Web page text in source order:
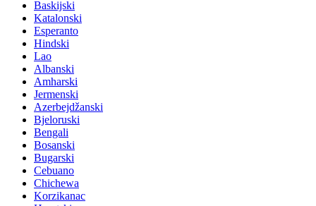
Baskijski
Katalonski
Esperanto
Hindski
Lao
Albanski
Amharski
Jermenski
Azerbejdžanski
Bjeloruski
Bengali
Bosanski
Bugarski
Cebuano
Chichewa
Korzikanac